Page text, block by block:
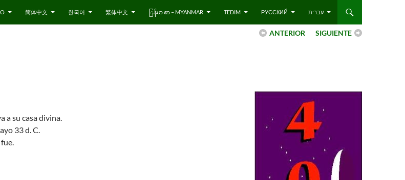
简体中文 한국어 繁体中文 ြန်မာ စာ – MYANMAR TEDIM РУССКИЙ עברית
SIGUIENTE
ANTERIOR
a su casa divina.
33 d. C.